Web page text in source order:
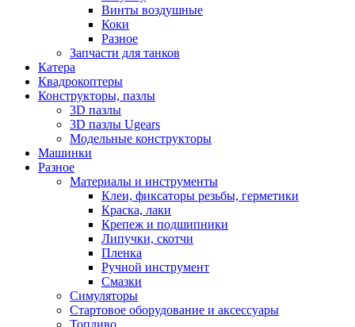
Винты воздушные
Коки
Разное
Запчасти для танков
Катера
Квадрокоптеры
Конструкторы, пазлы
3D пазлы
3D пазлы Ugears
Модельные конструкторы
Машинки
Разное
Материалы и инструменты
Клеи, фиксаторы резьбы, герметики
Краска, лаки
Крепеж и подшипники
Липучки, скотчи
Пленка
Ручной инструмент
Смазки
Симуляторы
Стартовое оборудование и аксессуары
Топливо